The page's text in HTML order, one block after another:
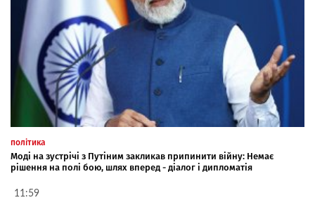
політика
Моді на зустрічі з Путіним закликав припинити війну: Немає
рішення на полі бою, шлях вперед - діалог і дипломатія
11:59